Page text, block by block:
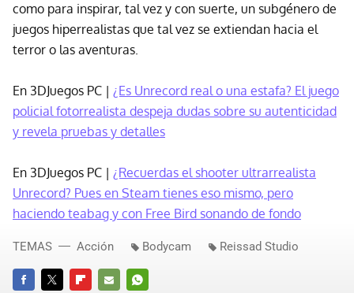
como para inspirar, tal vez y con suerte, un subgénero de
juegos hiperrealistas que tal vez se extiendan hacia el
terror o las aventuras.
En 3DJuegos PC | ¿Es Unrecord real o una estafa? El juego
policial fotorrealista despeja dudas sobre su autenticidad
y revela pruebas y detalles
En 3DJuegos PC | ¿Recuerdas el shooter ultrarrealista
Unrecord? Pues en Steam tienes eso mismo, pero
haciendo teabag y con Free Bird sonando de fondo
TEMAS Acción Bodycam Reissad Studio